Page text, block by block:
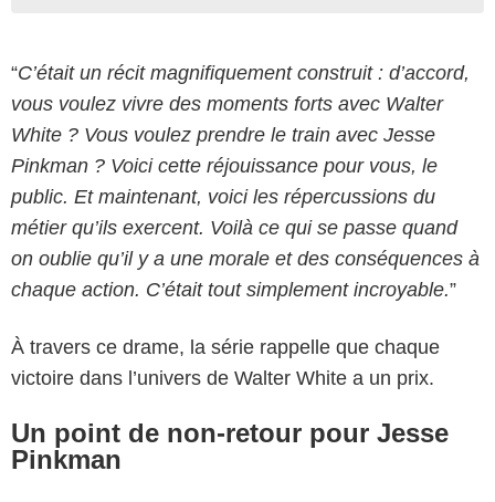
“C’était un récit magnifiquement construit : d’accord,
vous voulez vivre des moments forts avec Walter
White ? Vous voulez prendre le train avec Jesse
Pinkman ? Voici cette réjouissance pour vous, le
public. Et maintenant, voici les répercussions du
métier qu’ils exercent. Voilà ce qui se passe quand
on oublie qu’il y a une morale et des conséquences à
chaque action. C’était tout simplement incroyable.”
À travers ce drame, la série rappelle que chaque
victoire dans l’univers de Walter White a un prix.
Un point de non-retour pour Jesse
Pinkman